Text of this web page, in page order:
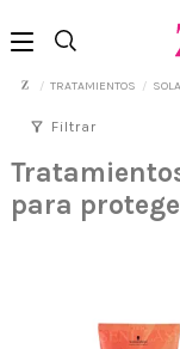
TRATAMIENTOS
filter_alt Filtrar
para